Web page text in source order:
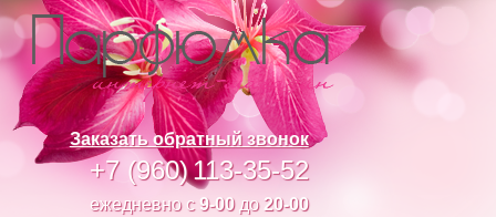
Заказать обратный звонок
+7 (960)113-35-52
ежедневно с 9-00до 20-00